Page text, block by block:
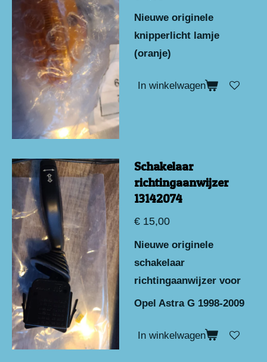
Nieuwe originele
knipperlicht lamje
(oranje)
In winkelwagen
Schakelaar
richtingaanwijzer
13142074
€ 15,00
Nieuwe originele
schakelaar
richtingaanwijzer voor
Opel Astra G 1998-2009
In winkelwagen